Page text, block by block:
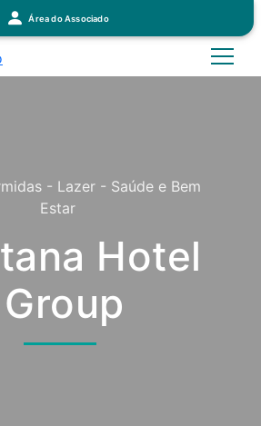
Área do Associado
- Lazer - Saúde e Bem
Estar
Hotel
Group